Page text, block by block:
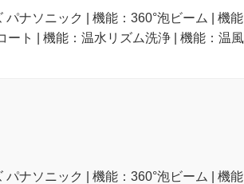
ナソニック | 機能：360°泡ビーム | 機
ト | 機能：温水リズム洗浄 | 機能：温
ナソニック | 機能：360°泡ビーム | 機